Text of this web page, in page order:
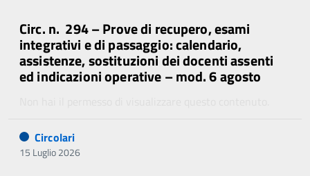
Circ. n. 294 – Prove di recupero, esami
integrativi e di passaggio: calendario,
assistenze, sostituzioni dei docenti assenti
ed indicazioni operative – mod. 6 agosto
Circolari
15 Luglio 2026